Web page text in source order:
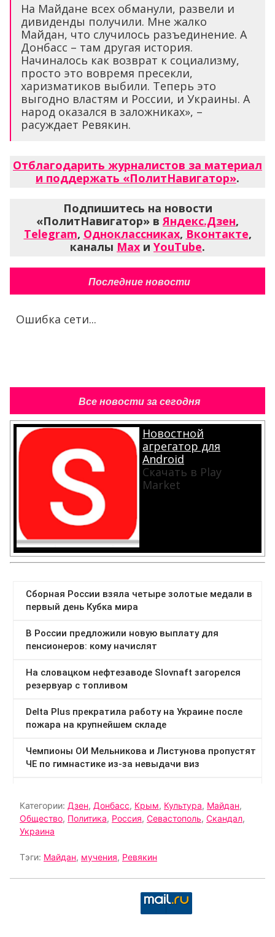
На Майдане всех обманули, развели и
дивиденды получили. Мне жалко
Майдан, что случилось разъединение. А
Донбасс – там другая история.
Начиналось как возврат к социализму,
просто это вовремя пресекли,
харизматиков выбили. Теперь это
выгодно властям и России, и Украины. А
народ оказался в заложниках», –
расуждает Ревякин.
Отблагодарить журналистов за материал
и поддержать «ПолитНавигатор».
Подпишитесь на новости
«ПолитНавигатор» в Яндекс.Дзен,
Telegram, Одноклассниках, Вконтакте,
каналы Max и YouTube.
Последние новости
Ошибка сети...
Все новости за сегодня
Новостной
агрегатор для
Android
Скачать в Play
Market
Категории: Дзен, Донбасс, Крым, Культура, Майдан,
Общество, Политика, Россия, Севастополь, Скандал,
Украина
Тэги: Майдан, мучения, Ревякин